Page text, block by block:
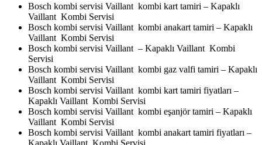
Bosch kombi servisi Vaillant kombi kart tamiri – Kapaklı
Vaillant Kombi Servisi
Bosch kombi servisi Vaillant kombi anakart tamiri – Kapaklı
Vaillant Kombi Servisi
Bosch kombi servisi Vaillant – Kapaklı Vaillant Kombi
Servisi
Bosch kombi servisi Vaillant kombi gaz valfi tamiri – Kapaklı
Vaillant Kombi Servisi
Bosch kombi servisi Vaillant kombi kart tamiri fiyatları –
Kapaklı Vaillant Kombi Servisi
Bosch kombi servisi Vaillant kombi eşanjör tamiri – Kapaklı
Vaillant Kombi Servisi
Bosch kombi servisi Vaillant kombi anakart tamiri fiyatları –
Kapaklı Vaillant Kombi Servisi